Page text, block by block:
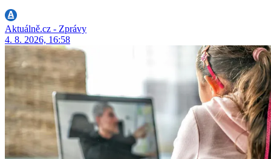
Aktuálně.cz - Zprávy
4. 8. 2026, 16:58